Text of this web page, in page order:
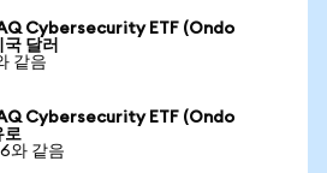
Cybersecurity ETF (Ondo
달러
같음
Cybersecurity ETF (Ondo
로
와 같음